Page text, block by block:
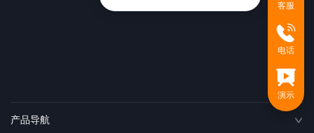
产品导航
客服
电话
演示